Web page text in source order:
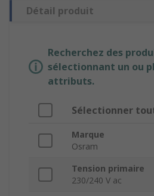
Détail produit
Recherchez des
sélectionnant un ou
attributs.
Sélectionner
Marque
Osram
Tension primaire
230/240 V ac